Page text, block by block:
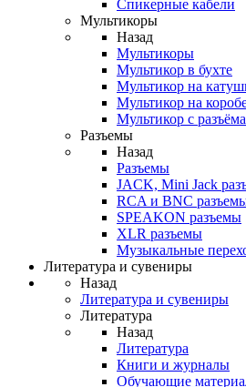
Спикерные кабели
Мультикоры
Назад
Мультикоры
Мультикор в бухте
Мультикор на
Мультикор на
Мультикор с
Разъемы
Назад
Разъемы
JACK, Mini Jack
RCA и BNC
SPEAKON разъемы
XLR разъемы
Музыкальные
Литература и сувениры
Назад
Литература и сувениры
Литература
Назад
Литература
Книги и журналы
Обучающие